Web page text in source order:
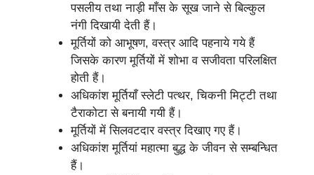
पसलीय तथा नाड़ी माँस के सूख जाने से बिल्कुल
नंगी दिखायी देती हैं।
मूर्तियों को आभूषण, वस्त्र आदि पहनाये गये हैं
जिसके कारण मूर्तियों में शोभा व सजीवता परिलक्षित
होती हैं।
अधिकांश मूर्तियाँ स्लेटी पत्थर, चिकनी मिट्टी तथा
टैराकोटा से बनायी गयी हैं।
मूर्तियों में सिलवटदार वस्त्र दिखाए गए हैं।
अधिकांश मूर्तियां महात्मा बुद्ध के जीवन से सम्बन्धित
हैं।